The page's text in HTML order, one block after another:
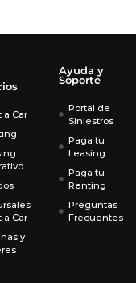
a Car
a Car
y
Ayuda y
Soporte
Portal de
Siniestros
Paga tu
Leasing
Paga tu
Renting
Preguntas
Frecuentes